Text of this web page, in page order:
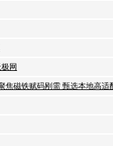
网
焦磁铁赋码刚需 甄选本地高适